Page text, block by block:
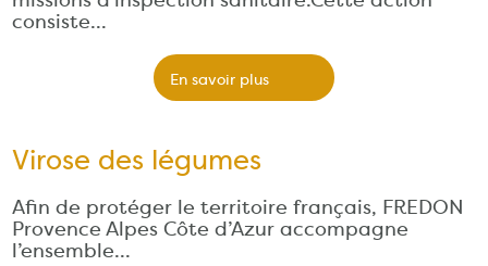
consiste…
En savoir plus
Virose des légumes
Afin de protéger le territoire français, FREDON
Provence Alpes Côte d’Azur accompagne
l’ensemble…